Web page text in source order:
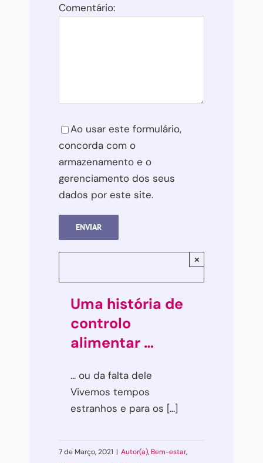
Comentário:
Ao usar este formulário,
concorda com o
armazenamento e o
gerenciamento dos seus
dados por este site.
×
Uma história de
controlo
alimentar …
... ou da falta dele
Vivemos tempos
estranhos e para os [...]
7 de Março, 2021 | Autor(a), Bem-estar,